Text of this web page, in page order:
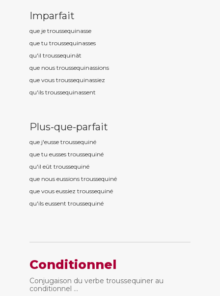
Imparfait
que je troussequinasse
que tu troussequinasses
qu'il troussequinât
que nous troussequinassions
que vous troussequinassiez
qu'ils troussequinassent
Plus-que-parfait
que j'eusse troussequiné
que tu eusses troussequiné
qu'il eût troussequiné
que nous eussions troussequiné
que vous eussiez troussequiné
qu'ils eussent troussequiné
Conditionnel
Conjugaison du verbe troussequiner au
conditionnel ...